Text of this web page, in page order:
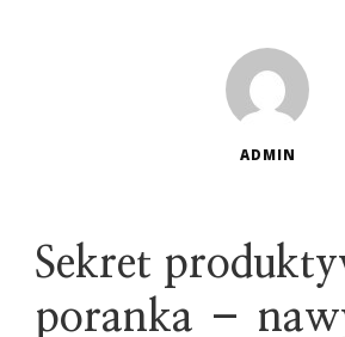
ADMIN
Sekret
poranka –